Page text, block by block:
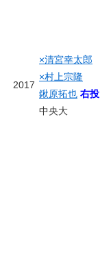
2017
×清宮幸太郎
×村上宗隆
鍬原拓也 右投
中央大